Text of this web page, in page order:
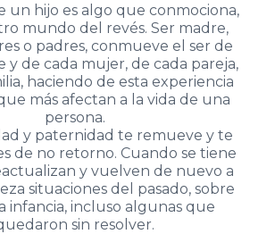
un hijo es algo que conmociona,
mundo del revés. Ser madre,
o padres, conmueve el ser de
y de cada mujer, de cada pareja,
haciendo de esta experiencia
más afectan a la vida de una
persona.
y paternidad te remueve y te
de no retorno. Cuando se tiene
y vuelven de nuevo a
situaciones del pasado, sobre
infancia, incluso algunas que
sin resolver.